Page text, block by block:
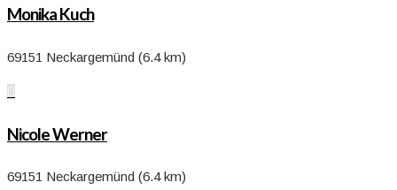
Monika Kuch
69151 Neckargemünd (6.4 km)

Nicole Werner
69151 Neckargemünd (6.4 km)